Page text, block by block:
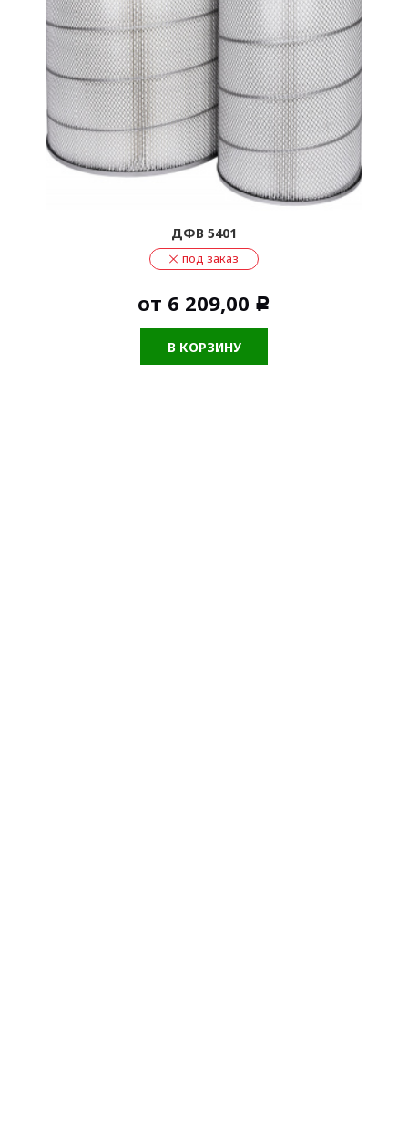
ДФВ 5401
под заказ
от 6 209,00 Р
В КОРЗИНУ